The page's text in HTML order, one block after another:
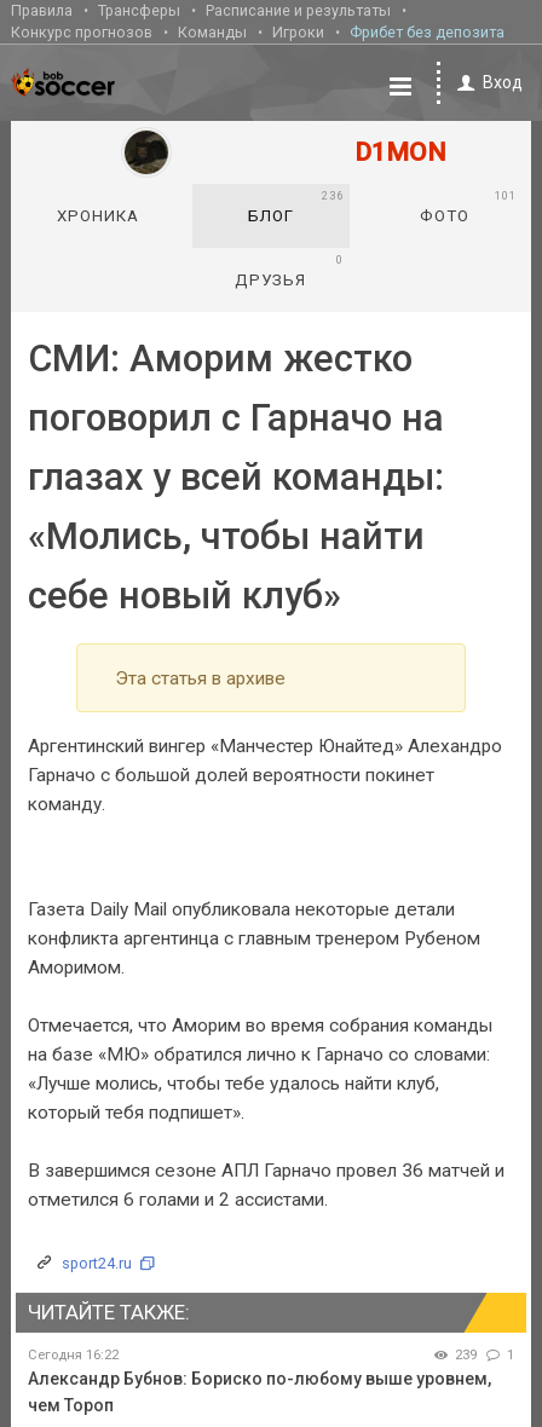
Правила Трансферы
Расписание и результаты
Конкурс прогнозов
Команды Игроки Фрибет без депозита
Вход
D1MON
ХРОНИКА БЛОГ
236
ФОТО
101
ДРУЗЬЯ
0
СМИ: Аморим жестко
поговорил с Гарначо на
глазах у всей команды:
«Молись, чтобы найти
себе новый клуб»
Эта статья в архиве
Аргентинский вингер «Манчестер Юнайтед» Алехандро
Гарначо с большой долей вероятности покинет
команду.
Газета Daily Mail опубликовала некоторые детали
конфликта аргентинца с главным тренером Рубеном
Аморимом.
Отмечается, что Аморим во время собрания команды
на базе «МЮ» обратился лично к Гарначо со словами:
«Лучше молись, чтобы тебе удалось найти клуб,
который тебя подпишет».
В завершимся сезоне АПЛ Гарначо провел 36 матчей и
отметился 6 голами и 2 ассистами.
sport24.ru
ЧИТАЙТЕ ТАКЖЕ:
Сегодня 16:22 239 1
Александр Бубнов: Бориско по-любому выше уровнем,
чем Тороп